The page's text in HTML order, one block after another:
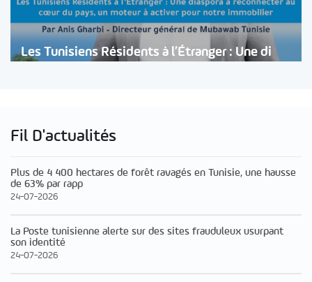
Les Tunisiens Résidents à l’Étranger : Une di
Fil D'actualités
Plus de 4 400 hectares de forêt ravagés en Tunisie, une hausse
de 63% par rapp
24-07-2026
La Poste tunisienne alerte sur des sites frauduleux usurpant
son identité
24-07-2026